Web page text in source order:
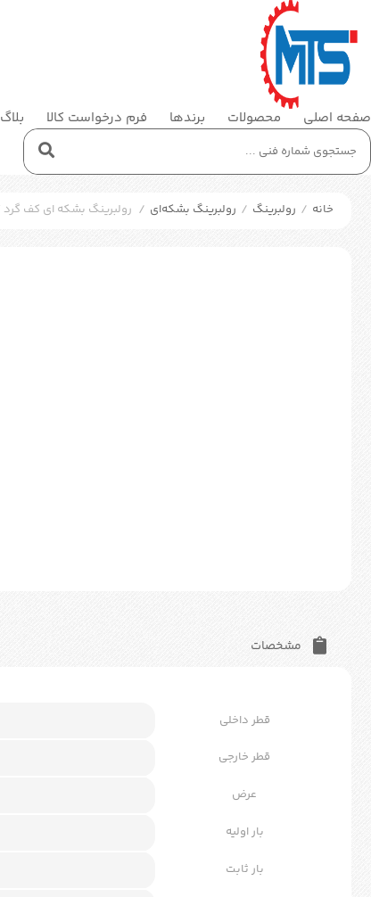
صفحه اصلی محصولات برندها فرم درخواست کالا بلاگ
خانه / رولبرینگ / رولبرینگ بشکه‌ای / رولبرینگ بشکه ای کف گرد SKF 294/1000 EF
مشخصات
قطر داخلی
قطر خارجی
عرض
بار اولیه
بار ثابت